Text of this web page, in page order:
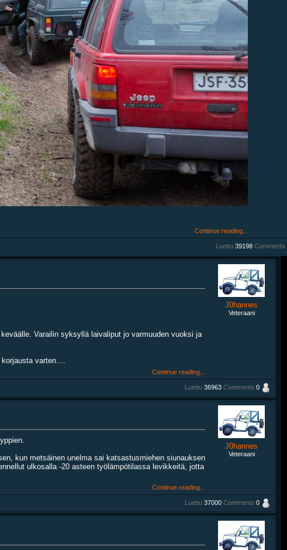
Continue reading...
Luettu 39198 Comments
Varailin syksyllä laivaliput jo varmuuden vuoksi ja
varten....
Continue reading...
J0hannes
Veteraani
Luettu 36963 Comments 0
kun metsäinen unelma sai katsastusmiehen siunauksen
ulkosalla -20 asteen työlämpötilassa levikkeitä, jotta
Continue reading...
J0hannes
Veteraani
Luettu 37000 Comments 0